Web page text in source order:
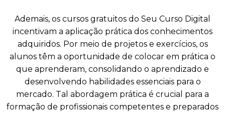
Ademais, os cursos gratuitos do Seu Curso Digital
incentivam a aplicação prática dos conhecimentos
adquiridos. Por meio de projetos e exercícios, os
alunos têm a oportunidade de colocar em prática o
que aprenderam, consolidando o aprendizado e
desenvolvendo habilidades essenciais para o
mercado. Tal abordagem prática é crucial para a
formação de profissionais competentes e preparados